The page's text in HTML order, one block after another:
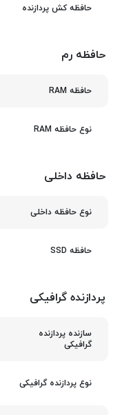
حافظه کش پردازنده
حافظه رم
حافظه RAM
نوع حافظه RAM
حافظه داخلی
نوع حافظه داخلی
حافظه SSD
پردازنده گرافیکی
سازنده پردازنده
گرافیکی
نوع پردازنده گرافیکی